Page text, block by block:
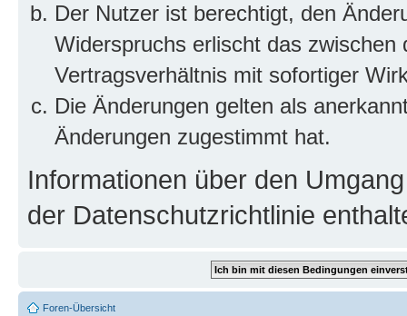
Der Nutzer ist berechtigt, den
Widerspruchs erlischt das
Vertragsverhältnis mit sofortiger
Die Änderungen gelten als
Änderungen zugestimmt hat.
Informationen über den
der Datenschutzrichtlinie
Foren-Übersicht